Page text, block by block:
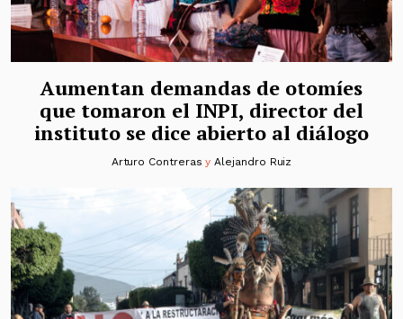
Aumentan demandas de otomíes
que tomaron el INPI, director del
instituto se dice abierto al diálogo
Arturo Contreras yAlejandro Ruiz